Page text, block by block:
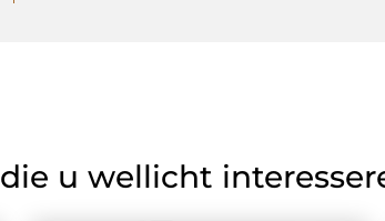
die u wellicht